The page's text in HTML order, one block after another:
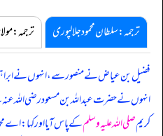
ترجمہ:سلطان محمود جلالپوری
فضیل بن عیاض نے منصور سے، انہوں نے
انہوں نے حضرت عبداللہ بن مسعود رضی اللہ
کریمصلی اللہ علیہ وسلمکے پاس آیا اور کہا: اے